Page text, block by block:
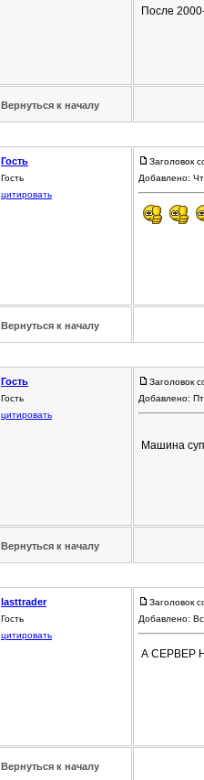
После
Вернуться к началу
Гость
Гость
цитировать
Заголовок
Добавлено:
Вернуться к началу
Гость
Гость
цитировать
Заголовок
Добавлено:
Машина
Вернуться к началу
lasttrader
Гость
цитировать
Заголовок
Добавлено:
А СЕРВЕР
Вернуться к началу